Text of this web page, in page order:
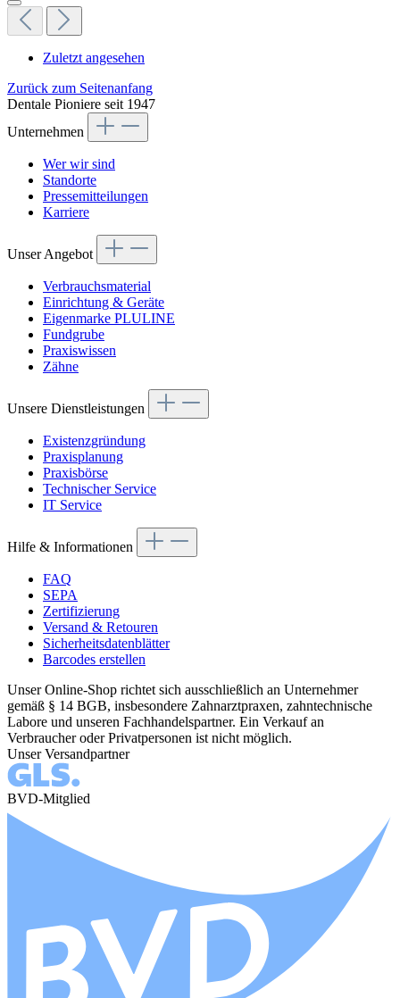
Zuletzt angesehen
Zurück zum Seitenanfang
Dentale Pioniere seit 1947
Unternehmen
Wer wir sind
Standorte
Pressemitteilungen
Karriere
Unser Angebot
Verbrauchsmaterial
Einrichtung & Geräte
Eigenmarke PLULINE
Fundgrube
Praxiswissen
Zähne
Unsere Dienstleistungen
Existenzgründung
Praxisplanung
Praxisbörse
Technischer Service
IT Service
Hilfe & Informationen
FAQ
SEPA
Zertifizierung
Versand & Retouren
Sicherheitsdatenblätter
Barcodes erstellen
Unser Online-Shop richtet sich ausschließlich an Unternehmer
gemäß § 14 BGB, insbesondere Zahnarztpraxen, zahntechnische
Labore und unseren Fachhandelspartner. Ein Verkauf an
Verbraucher oder Privatpersonen ist nicht möglich.
Unser Versandpartner
BVD-Mitglied